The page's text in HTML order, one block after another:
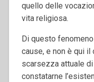
quello delle
vita religiosa.
Di questo
cause, e non è qui il
scarsezza attuale
constatarne